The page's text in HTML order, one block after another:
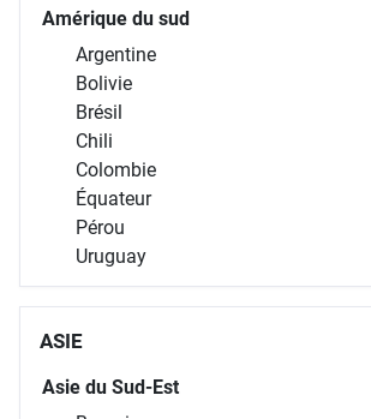
Amérique du sud
Argentine
Bolivie
Brésil
Chili
Colombie
Équateur
Pérou
Uruguay
ASIE
Asie du Sud-Est